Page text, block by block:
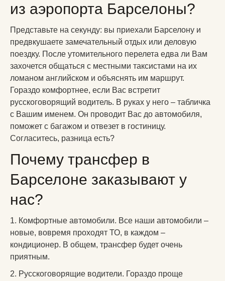
из аэропорта Барселоны?
Представьте на секунду: вы приехали Барселону и
предвкушаете замечательный отдых или деловую
поездку. После утомительного перелета едва ли Вам
захочется общаться с местными таксистами на их
ломаном английском и объяснять им маршрут.
Гораздо комфортнее, если Вас встретит
русскоговорящий водитель. В руках у него – табличка
с Вашим именем. Он проводит Вас до автомобиля,
поможет с багажом и отвезет в гостиницу.
Согласитесь, разница есть?
Почему трансфер в
Барселоне заказывают у
нас?
1. Комфортные автомобили. Все наши автомобили –
новые, вовремя проходят ТО, в каждом –
кондиционер. В общем, трансфер будет очень
приятным.
2. Русскоговорящие водители. Гораздо проще